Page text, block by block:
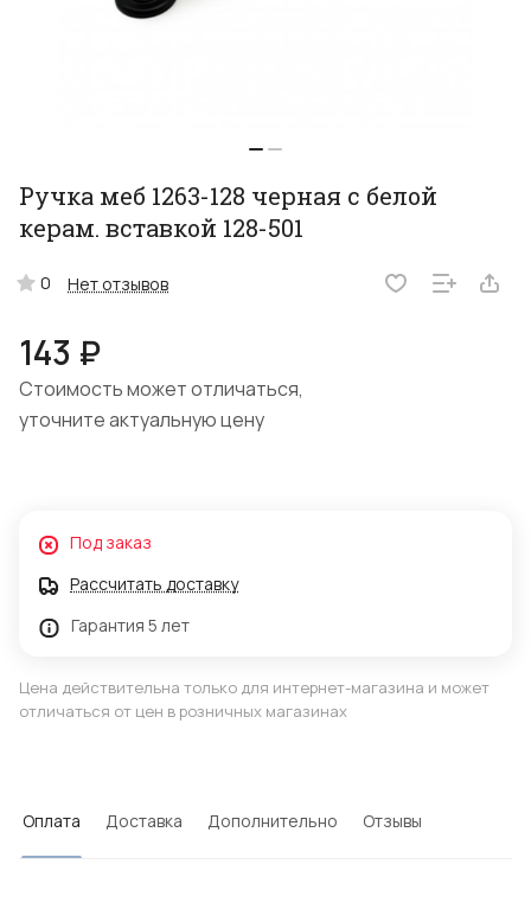
Ручка меб 1263-128 черная с белой
керам. вставкой 128-501
0 Нет отзывов
143 ₽
Стоимость может отличаться,
уточните актуальную цену
Под заказ
Рассчитать доставку
Гарантия 5 лет
Цена действительна только для интернет-магазина и может
отличаться от цен в розничных магазинах
Оплата Доставка Дополнительно Отзывы